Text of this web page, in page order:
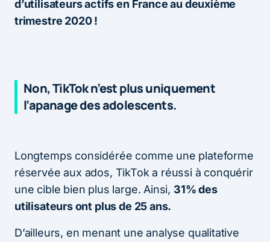
d’utilisateurs actifs en France au deuxième
trimestre 2020 !
Non, TikTok n’est plus uniquement
l’apanage des adolescents.
Longtemps considérée comme une plateforme
réservée aux ados, TikTok a réussi à conquérir
une cible bien plus large. Ainsi, 31% des
utilisateurs ont plus de 25 ans.
D’ailleurs, en menant une analyse qualitative